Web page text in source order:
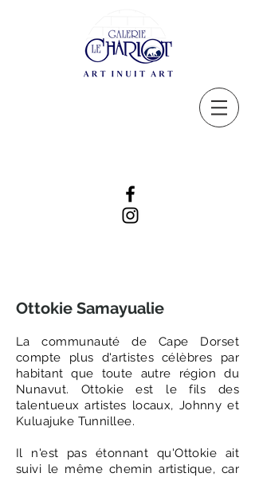
Ottokie Samayualie
La communauté de Cape Dorset
compte plus d'artistes célèbres par
habitant que toute autre région du
Nunavut. Ottokie est le fils des
talentueux artistes locaux, Johnny et
Kuluajuke Tunnillee.
Il n'est pas étonnant qu'Ottokie ait
suivi le même chemin artistique, car